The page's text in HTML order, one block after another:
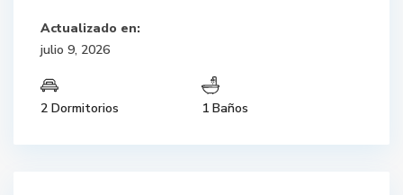
Actualizado en:
julio 9, 2026
2 Dormitorios 1 Baños